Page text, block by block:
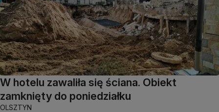
W hotelu zawaliła się ściana. Obiekt
zamknięty do poniedziałku
OLSZTYN